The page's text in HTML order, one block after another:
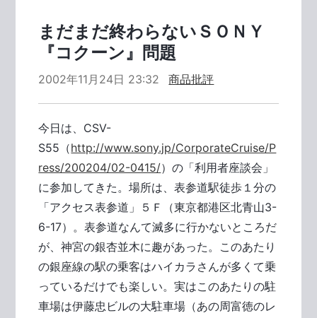
まだまだ終わらないＳＯＮＹ
『コクーン』問題
2002年11月24日 23:32 商品批評
今日は、CSV-
S55（http://www.sony.jp/CorporateCruise/P
ress/200204/02-0415/）の「利用者座談会」
に参加してきた。場所は、表参道駅徒歩１分の
「アクセス表参道」５Ｆ（東京都港区北青山3-
6-17）。表参道なんて滅多に行かないところだ
が、神宮の銀杏並木に趣があった。このあたり
の銀座線の駅の乗客はハイカラさんが多くて乗
っているだけでも楽しい。実はこのあたりの駐
車場は伊藤忠ビルの大駐車場（あの周富徳のレ